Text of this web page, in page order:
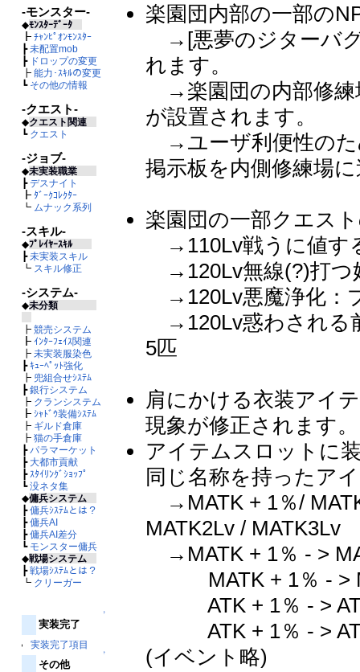
-モンスター-
◆ﾓﾝｽﾀｰﾃﾞｰﾀ
┣ ﾁｬﾝﾋﾟｵﾝﾓﾝｽﾀｰ
┣未配置mob
┣ ドロップの変更
┣ 能力･ｽｷﾙの変更
┗ その他の情報
-クエスト-
◆クエスト関連
┗ クエスト
-ジョブ-
◆未実装職業
┣デスナイト
┣ ﾀﾞｰｸｺﾚｸﾀｰ
┗ ムナック系列
-スキル-
◆ﾌﾟﾚｲﾔｰｽｷﾙ
┣未実装スキル
┗ スキル修正
-システム-
◆未分類
┣ 競売システム
┣ ｲﾝﾀｰﾌｪｲｽ関連
┣ 未実装服染色
┣ｷｭｰﾍﾟｯﾄ強化
┣ 兜組合せｼｽﾃﾑ
┣銀行システム
┣ クランシステム
┣ ｼｬﾄﾞｳ装備ｼｽﾃﾑ
┣ ギルド倉庫
┣ 猫の手倉庫
┣パラマーケット
┣ 大都市貢献
┣ ｽﾀｲﾘﾝｸﾞｼｮｯﾌﾟ
┗没ネタ集
◆傭兵システム
┣傭兵ｼｽﾃﾑとは？
┣傭兵AI
┣傭兵AI差分
┗ モンスター傭兵
◆戦場システム
┣戦場ｼｽﾃﾑとは？
┗ クリーガー
↑
実装完了
実装完了項目
↑
その他
楽園団内部の一部の
→[悪夢のジターバグ
れます。
→楽園団の内部修練
が設置されます。
→ユーザ利便性のた
掲示板を内側修練場
楽園団の一部クエス
→110Lv戦うに値す
→120Lv無線(?)打つ
→120Lv悪魔浄化：
→120Lv惑わされる
5匹
肩にかける衣装アイ
現象が修正されます。
アイテムスロットに
同じ名称を持ったア
→MATK + 1％/
MATK2Lv / MATK3Lv
→MATK + 1％ - >
MATK + 1％ - >
ATK + 1％ - >
ATK + 1％ - >
(イベント略)